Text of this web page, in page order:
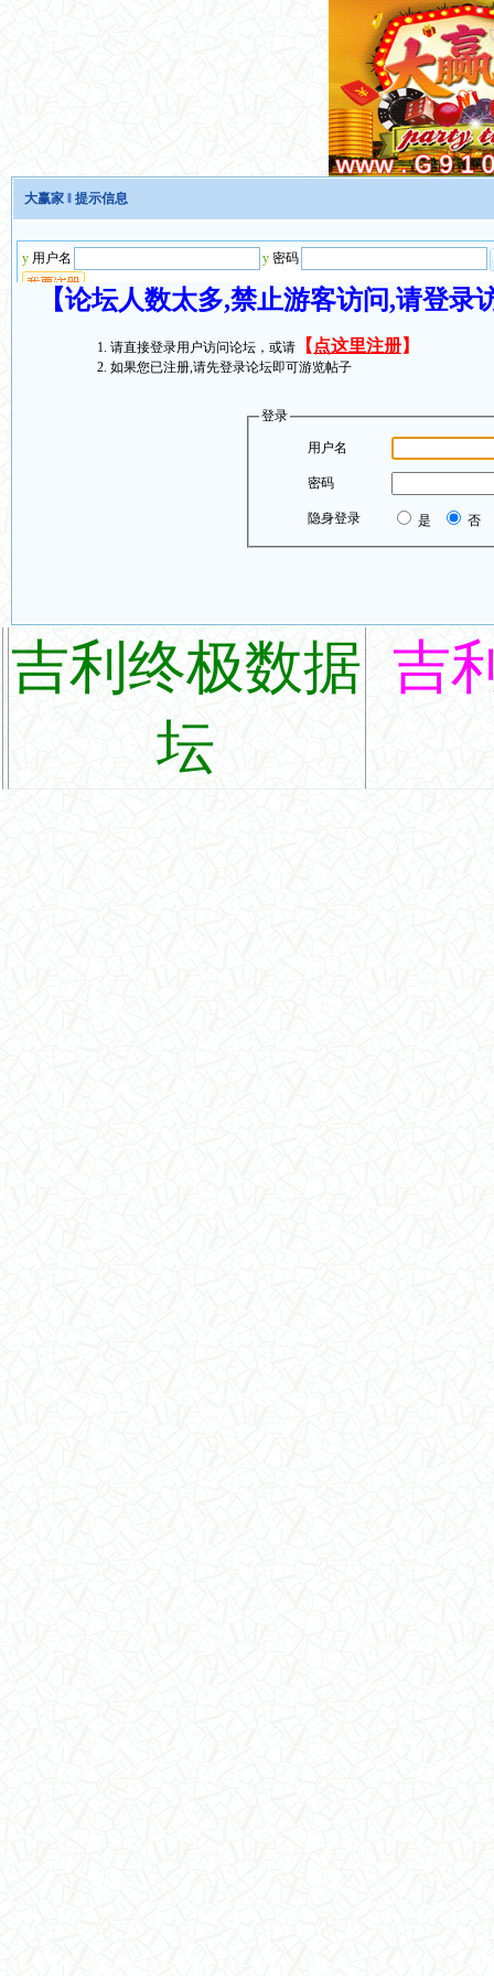
大赢家 ‖ 提示信息
【论坛人数太多,禁止游客访问,请登
请直接登录用户访问论坛，或请 【 点这里注册】
如果您已注册,请先登录论坛即可游览帖子
登录
用户名
密码
隐身登录 是 否
吉利终极数据
坛
吉